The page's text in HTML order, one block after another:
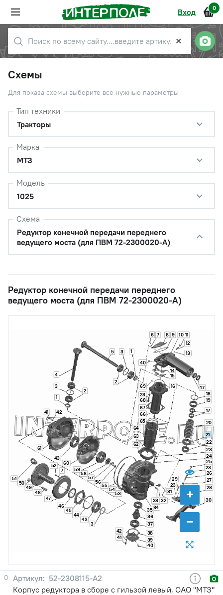
Вход 0
✕
Схемы
Для показа схемы выберите все нужные параметры
Тип техники
Тракторы
Марка
МТЗ
Модель
1025
Схема
Редуктор конечной передачи переднего
ведущего моста (для ПВМ 72-2300020-А)
Редуктор конечной передачи переднего
ведущего моста (для ПВМ 72-2300020-А)
+
−
1
1
2
2
3
3
3
4
5
6
7
7 8 9 10 11
12
13
14
15
16
17
17
18
19
20
21
22
23
23
23
23
24
25
26
27
28
29
30
31
32
33
34
35
36
37
38
39
40
40
41
41
42
42
43
43
44
45
46
47
48
49
50
51
52
53
54
55
56
57
58
59
60
61
62
63
64
65
66
67
68
69
0
52-2308115-А2
Корпус редуктора в сборе с гильзой левый, ОАО "МТЗ"